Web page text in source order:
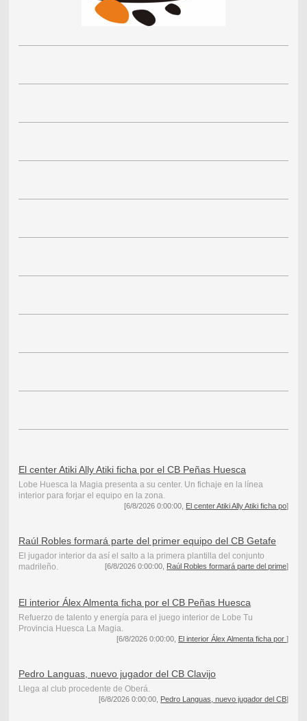
El center Atiki Ally Atiki ficha por el CB Peñas Huesca
Lobe Huesca la Magia presenta a su center. Un fichaje en la línea
interior para forjar el equipo en la zona.
[6/8/2026 0:00:00, El center Atiki Ally Atiki ficha po]
Raúl Robles formará parte del primer equipo del CB Getafe
El jugador interior da así el salto a la primera plantilla del conjunto
madrileño.
[6/8/2026 0:00:00, Raúl Robles formará parte del prime]
El interior Álex Almenta ficha por el CB Peñas Huesca
Refuerzo de talento y energía para el juego interior de Lobe Tu
Provincia Huesca La Magia.
[6/8/2026 0:00:00, El interior Álex Almenta ficha por]
Pedro Languas, nuevo jugador del CB Clavijo
Llega al club procedente de Oberá.
[6/8/2026 0:00:00, Pedro Languas, nuevo jugador del CB]